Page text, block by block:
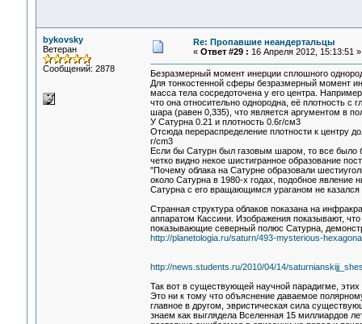
bykovsky
Ветеран
Сообщений: 2878
Re: Пропавшие неандертальцы
« Ответ #29 : 16 Апреля 2012, 15:13:51 »
Безразмерный момент инерции сплошного
Для тонкостенной сферы безразмерный момент
масса тела сосредоточена у его центра.
что она относительно однородна, её плотность
шара (равен 0,335), что является аргументом в
У Сатурна 0.21 и плотность 0.6г/см3
Отсюда перераспределение плотности к центру
г/cm3
Если бы Сатурн был газовым шаром, то все было
четко видно некое шистигранное образование
"Почему облака на Сатурне образовали
около Сатурна в 1980-х годах, подобное
Сатурна с его вращающимся ураганом не
Странная структура облаков показана на
аппаратом Кассини. Изображения показывают,
показывающие северный полюс Сатурна,
http://planetologia.ru/saturn/493-mysterious-
http://news.students.ru/2010/04/14/
Так вот в существующей научной парадигме,
Это ни к тому что объяснение даваемое
главное в другом, эвристическая сила
знаем как выглядела Вселенная 15 миллиардов